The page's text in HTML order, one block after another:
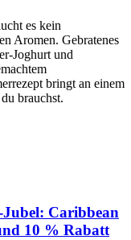
es kein
Aromen. Gebratenes
Joghurt und
bringt an einem
brauchst.
Jubel: Caribbean
10 % Rabatt